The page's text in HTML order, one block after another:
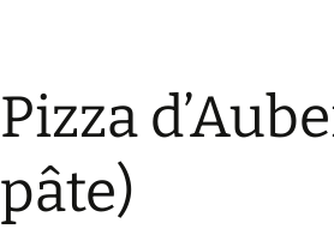
Pizza
pâte)